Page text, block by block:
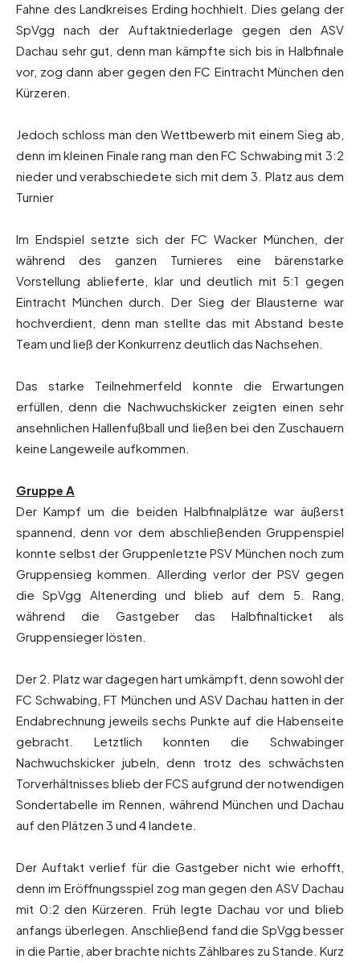
Fahne des Landkreises Erding hochhielt. Dies gelang der
SpVgg nach der Auftaktniederlage gegen den ASV
Dachau sehr gut, denn man kämpfte sich bis in Halbfinale
vor, zog dann aber gegen den FC Eintracht München den
Kürzeren.
Jedoch schloss man den Wettbewerb mit einem Sieg ab,
denn im kleinen Finale rang man den FC Schwabing mit 3:2
nieder und verabschiedete sich mit dem 3. Platz aus dem
Turnier
Im Endspiel setzte sich der FC Wacker München, der
während des ganzen Turnieres eine bärenstarke
Vorstellung ablieferte, klar und deutlich mit 5:1 gegen
Eintracht München durch. Der Sieg der Blausterne war
hochverdient, denn man stellte das mit Abstand beste
Team und ließ der Konkurrenz deutlich das Nachsehen.
Das starke Teilnehmerfeld konnte die Erwartungen
erfüllen, denn die Nachwuchskicker zeigten einen sehr
ansehnlichen Hallenfußball und ließen bei den Zuschauern
keine Langeweile aufkommen.
Gruppe A
Der Kampf um die beiden Halbfinalplätze war äußerst
spannend, denn vor dem abschließenden Gruppenspiel
konnte selbst der Gruppenletzte PSV München noch zum
Gruppensieg kommen. Allerding verlor der PSV gegen
die SpVgg Altenerding und blieb auf dem 5. Rang,
während die Gastgeber das Halbfinalticket als
Gruppensieger lösten.
Der 2. Platz war dagegen hart umkämpft, denn sowohl der
FC Schwabing, FT München und ASV Dachau hatten in der
Endabrechnung jeweils sechs Punkte auf die Habenseite
gebracht. Letztlich konnten die Schwabinger
Nachwuchskicker jubeln, denn trotz des schwächsten
Torverhältnisses blieb der FCS aufgrund der notwendigen
Sondertabelle im Rennen, während München und Dachau
auf den Plätzen 3 und 4 landete.
Der Auftakt verlief für die Gastgeber nicht wie erhofft,
denn im Eröffnungsspiel zog man gegen den ASV Dachau
mit 0:2 den Kürzeren. Früh legte Dachau vor und blieb
anfangs überlegen. Anschließend fand die SpVgg besser
in die Partie, aber brachte nichts Zählbares zu Stande. Kurz